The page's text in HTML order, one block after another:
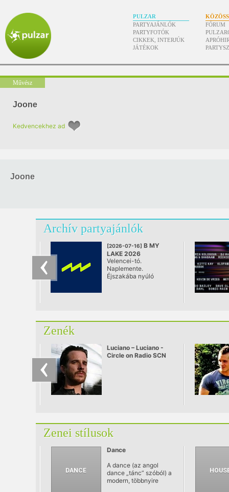
PULZAR
PARTYAJÁNLÓK
PARTYFOTÓK
CIKKEK, INTERJÚK
JÁTÉKOK
FÓRUM
Művész
Joone
Kedvencekhez ad
Joone
Archív partyajánlók
[2026-07-16] B MY
LAKE 2026
@ Velence
Velencei-tó.
Naplemente.
Éjszakába nyúló
fél órára Budapesttől.
Zenék
Luciano – Luciano -
Circle on Radio SCN
Zenei stílusok
Dance
A dance (az angol
dance „tánc” szóból) a
modern, többnyire